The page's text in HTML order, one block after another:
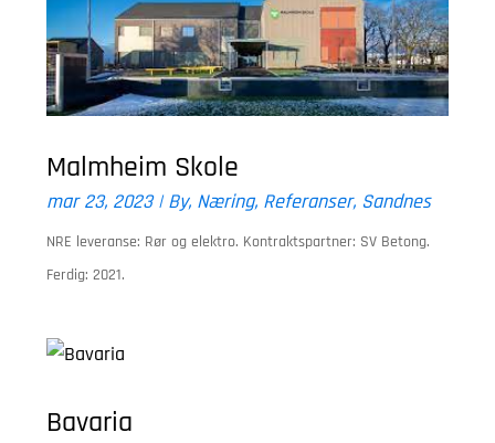
Malmheim Skole
mar 23, 2023|By, Næring, Referanser, Sandnes
NRE leveranse: Rør og elektro. Kontraktspartner: SV Betong.
Ferdig: 2021.
Bavaria